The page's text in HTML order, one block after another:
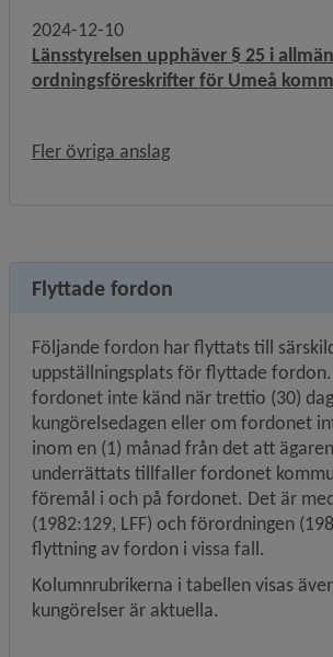
2024-12-10
Länsstyrelsen upphäver § 25 i
ordningsföreskrifter för Umeå
Fler övriga anslag
Flyttade fordon
Följande fordon har flyttats till
uppställningsplats för flyttade
fordonet inte känd när trettio (30)
kungörelsedagen eller om fordonet
inom en (1) månad från det att
underrättats tillfaller fordonet
föremål i och på fordonet. Det är
(1982:129, LFF) och förordningen
flyttning av fordon i vissa fall.
Kolumnrubrikerna i tabellen visas
kungörelser är aktuella.